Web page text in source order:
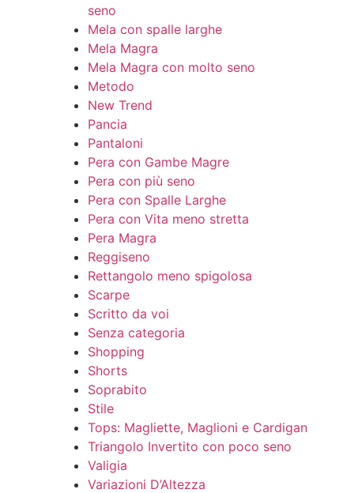
seno
Mela con spalle larghe
Mela Magra
Mela Magra con molto seno
Metodo
New Trend
Pancia
Pantaloni
Pera con Gambe Magre
Pera con più seno
Pera con Spalle Larghe
Pera con Vita meno stretta
Pera Magra
Reggiseno
Rettangolo meno spigolosa
Scarpe
Scritto da voi
Senza categoria
Shopping
Shorts
Soprabito
Stile
Tops: Magliette, Maglioni e Cardigan
Triangolo Invertito con poco seno
Valigia
Variazioni D’Altezza